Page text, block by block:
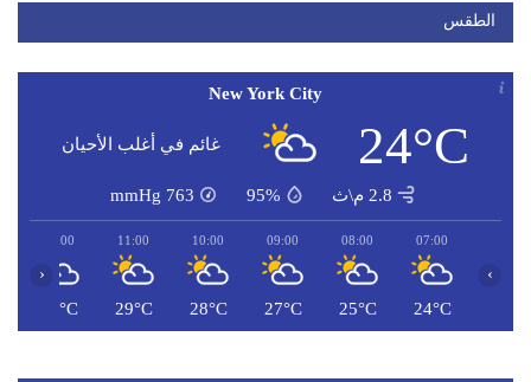
الطقس
New York City
24°C غائم في أغلب الأحيان
2.8 م\ث 95%
763
mmHg
07:00
24°C
08:00
25°C
09:00
27°C
10:00
28°C
11:00
29°C
12:00
30°C
‹ ›